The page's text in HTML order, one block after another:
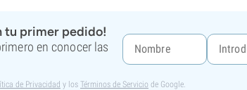
tu primer pedido!
en conocer las
de Privacidad y los Términos de Servicio de Google.